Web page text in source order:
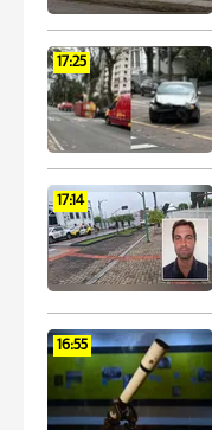
17:25
17:14
16:55